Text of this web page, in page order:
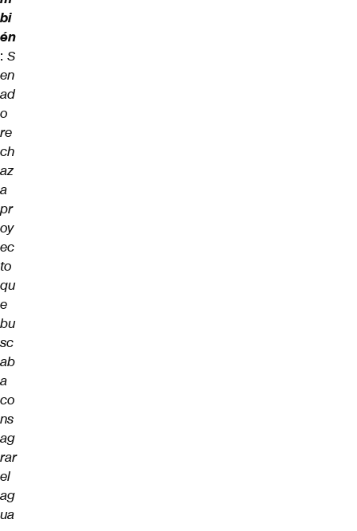
bi
én
: S
en
ad
o
re
ch
az
a
pr
oy
ec
to
qu
e
bu
sc
ab
a
co
ns
ag
rar
el
ag
ua